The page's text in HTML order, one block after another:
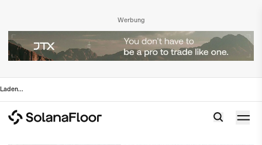
Werbung
Laden...